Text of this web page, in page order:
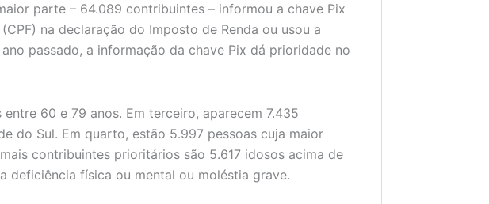
parte – 64.089 contribuintes – informou a chave Pix
na declaração do Imposto de Renda ou usou a
passado, a informação da chave Pix dá prioridade no
60 e 79 anos. Em terceiro, aparecem 7.435
do Sul. Em quarto, estão 5.997 pessoas cuja maior
contribuintes prioritários são 5.617 idosos acima de
deficiência física ou mental ou moléstia grave.